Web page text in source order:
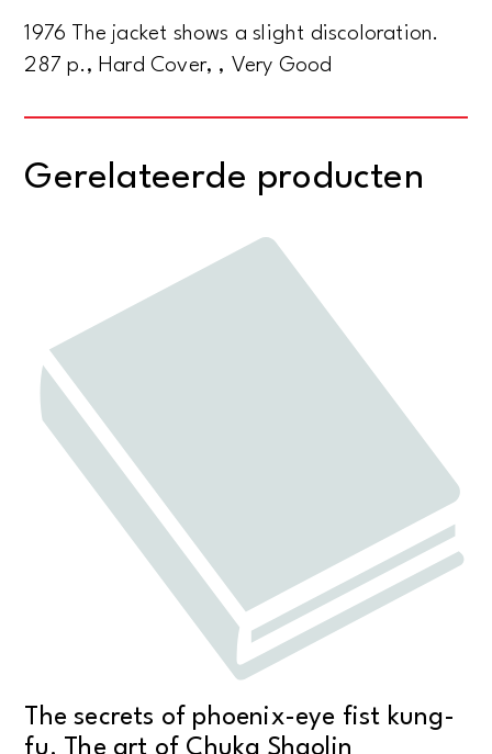
1976 The jacket shows a slight discoloration.
287 p., Hard Cover, , Very Good
Gerelateerde producten
The secrets of phoenix-eye fist kung-